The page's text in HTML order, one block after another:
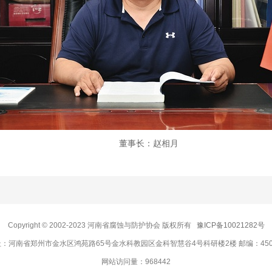
董事长：赵相月
Copyright © 2002-2023 河南省腐蚀与防护协会 版权所有 豫ICP备10021282号
河南省郑州市金水区鸿苑路65号金水科教园区金科智慧谷4号科研楼2楼 邮编：
网站访问量： 968442